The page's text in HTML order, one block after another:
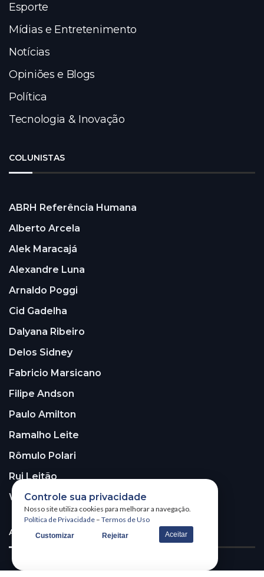
Esporte
Mídias e Entretenimento
Notícias
Opiniões e Blogs
Política
Tecnologia & Inovação
COLUNISTAS
ABRH Referência Humana
Alberto Arcela
Alek Maracajá
Alexandre Luna
Arnaldo Poggi
Cid Gadelha
Dalyana Ribeiro
Delos Sidney
Fabricio Marsicano
Filipe Andson
Paulo Amilton
Ramalho Leite
Rômulo Polari
Rui Leitão
Walter Santos
ASSINE A NOSSA NEWSLETTER!
Controle sua privacidade
Nosso site utiliza cookies para melhorar a navegação.
Política de Privacidade – Termos de Uso
Customizar Rejeitar Aceitar